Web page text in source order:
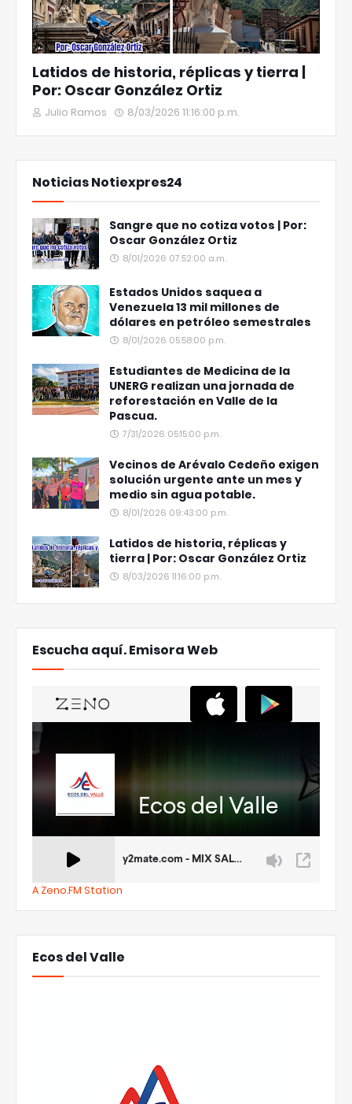
Latidos de historia, réplicas y tierra |
Por: Oscar González Ortiz
Julio Ramos 8/03/2026 11:16:00 p.m.
Noticias Notiexpres24
Sangre que no cotiza votos | Por:
Oscar González Ortiz
8/01/2026 07:52:00 a.m.
Estados Unidos saquea a
Venezuela 13 mil millones de
dólares en petróleo semestrales
8/01/2026 05:58:00 p.m.
Estudiantes de Medicina de la
UNERG realizan una jornada de
reforestación en Valle de la
Pascua.
7/31/2026 05:15:00 p.m.
Vecinos de Arévalo Cedeño exigen
solución urgente ante un mes y
medio sin agua potable.
8/01/2026 09:43:00 p.m.
Latidos de historia, réplicas y
tierra | Por: Oscar González Ortiz
8/03/2026 11:16:00 p.m.
Escucha aquí. Emisora Web
A Zeno.FM Station
Ecos del Valle